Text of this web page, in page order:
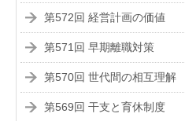
第572回 経営計画の価値
第571回 早期離職対策
第570回 世代間の相互理解
第569回 干支と育休制度